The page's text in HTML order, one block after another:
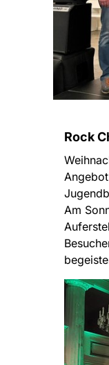
Rock
Am